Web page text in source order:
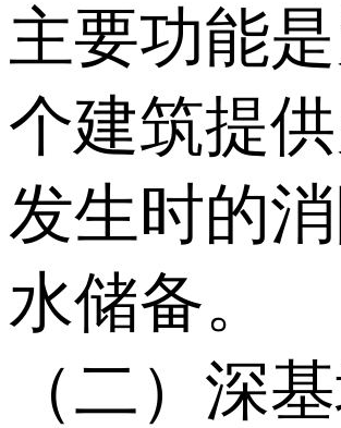
主要功能
个建筑提
发生时的
水储备。
（二）深